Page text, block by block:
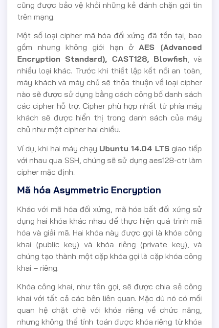
cũng được bảo vệ khỏi những kẻ đánh chặn gói tin
trên mạng.
Một số loại cipher mã hóa đối xứng đã tồn tại, bao
gồm nhưng không giới hạn ở AES (Advanced
Encryption Standard), CAST128, Blowfish, và
nhiều loại khác. Trước khi thiết lập kết nối an toàn,
máy khách và máy chủ sẽ thỏa thuận về loại cipher
nào sẽ được sử dụng bằng cách công bố danh sách
các cipher hỗ trợ. Cipher phù hợp nhất từ phía máy
khách sẽ được hiển thị trong danh sách của máy
chủ như một cipher hai chiều.
Ví dụ, khi hai máy chạy Ubuntu 14.04 LTSgiao tiếp
với nhau qua SSH, chúng sẽ sử dụng aes128-ctr làm
cipher mặc định.
Mã hóa Asymmetric Encryption
Khác với mã hóa đối xứng, mã hóa bất đối xứng sử
dụng hai khóa khác nhau để thực hiện quá trình mã
hóa và giải mã. Hai khóa này được gọi là khóa công
khai (public key) và khóa riêng (private key), và
chúng tạo thành một cặp khóa gọi là cặp khóa công
khai – riêng.
Khóa công khai, như tên gọi, sẽ được chia sẻ công
khai với tất cả các bên liên quan. Mặc dù nó có mối
quan hệ chặt chẽ với khóa riêng về chức năng,
nhưng không thể tính toán được khóa riêng từ khóa